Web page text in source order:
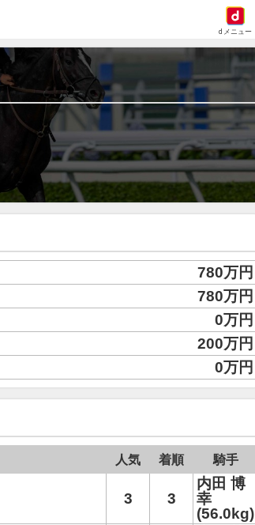
dメニュー
780万円
780万円
0万円
200万円
0万円
人気 着順 騎手
3 3
内田 博
幸
(56.0kg)